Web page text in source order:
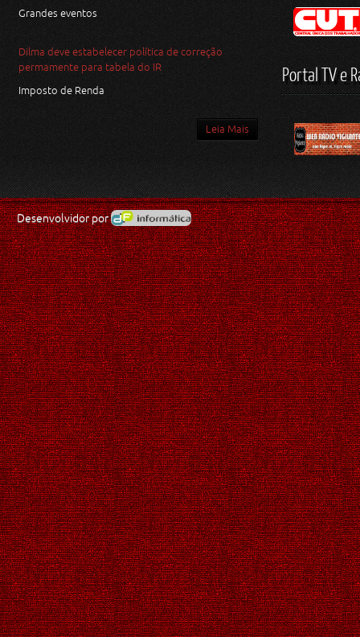
Grandes eventos
Dilma deve estabelecer política de correção
permamente para tabela do IR
Imposto de Renda
Leia Mais
Portal TV e
Desenvolvidor por